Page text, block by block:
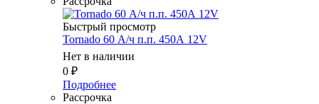
Быстрый просмотр
Tornado 60 А/ч п.п. 450А 12V
Нет в наличии
0 ₽
Подробнее
Рассрочка